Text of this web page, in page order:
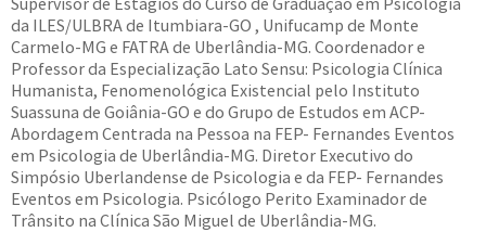
da ILES/ULBRA de Itumbiara-GO , Unifucamp de Monte
Carmelo-MG e FATRA de Uberlândia-MG. Coordenador e
Professor da Especialização Lato Sensu: Psicologia Clínica
Humanista, Fenomenológica Existencial pelo Instituto
Suassuna de Goiânia-GO e do Grupo de Estudos em ACP-
Abordagem Centrada na Pessoa na FEP- Fernandes Eventos
em Psicologia de Uberlândia-MG. Diretor Executivo do
Simpósio Uberlandense de Psicologia e da FEP- Fernandes
Eventos em Psicologia. Psicólogo Perito Examinador de
Trânsito na Clínica São Miguel de Uberlândia-MG.